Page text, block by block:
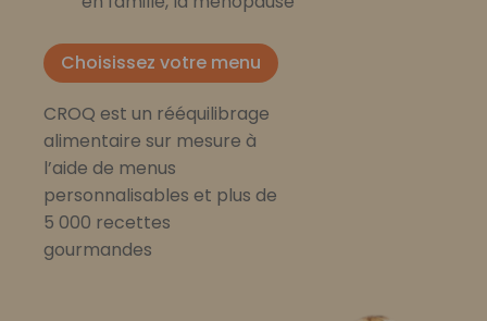
Choisissez votre menu
CROQ est un rééquilibrage
alimentaire sur mesure à
l’aide de menus
personnalisables et plus de
5 000 recettes
gourmandes